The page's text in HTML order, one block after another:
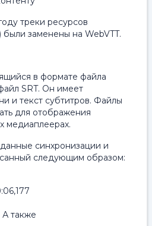
треки ресурсов
заменены на WebVTT.
в формате файла
SRT. Он имеет
и текст субтитров. Файлы
для отображения
медиаплеерах.
синхронизации и
следующим образом:
А также